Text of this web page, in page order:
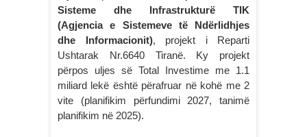
Sisteme dhe Infrastrukturë TIK
(Agjencia e Sistemeve të Ndërlidhjes
dhe Informacionit), projekt i Reparti
Ushtarak Nr.6640 Tiranë. Ky projekt
përpos uljes së Total Investime me 1.1
miliard lekë është përafruar në kohë me 2
vite (planifikim përfundimi 2027, tanimë
planifikim në 2025).